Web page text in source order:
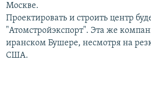
СИБИРЬ.РЕАЛИИ
РАСПИСАНИЕ ВЕЩАНИЯ
ПОДПИШИТЕСЬ НА РАССЫЛКУ
Москве.
Проектировать и строить центр
"Атомстройэкспорт". Эта же
иранском Бушере, несмотря на
США.